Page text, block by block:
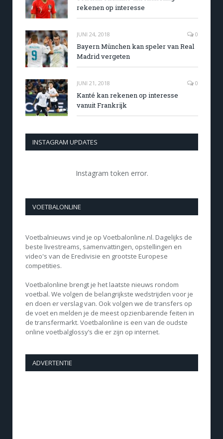
rekenen op interesse
JUNI 24, 2018 0
Bayern München kan speler van Real
Madrid vergeten
JUNI 21, 2018 0
Kanté kan rekenen op interesse
vanuit Frankrijk
INSTAGRAM UPDATES
Instagram token error.
VOETBALONLINE
Voetbalnieuws vind je op Voetbalonline.nl. Dagelijks de
beste livestreams, samenvattingen, opstellingen en
video's van de Eredivisie en grootste Europese
competities.
Voetbalonline brengt je het laatste nieuws rondom
voetbal. We volgen de belangrijkste wedstrijden voor je
en doen er verslag van. Ook volgen we de transfers op
de voet en melden je de meest opzienbarende feiten in
de transfermarkt. Voetbalonline is een van de oudste
online voetbalglossy’s die er zijn op internet.
ADVERTENTIE